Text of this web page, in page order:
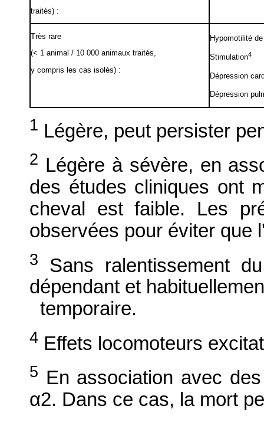
traités) :
Très rare
(< 1 animal / 10 000 animaux traités,
y compris les cas isolés) :
Hypomotilité
Stimulation4
Dépression
Dépression
1 Légère, peut persister
2 Légère à sévère, en
des études cliniques ont
cheval est faible. Les
observées pour éviter que
3
Sans ralentissement
dépendant et
temporaire.
4 Effets locomoteurs
5 En association avec
α2. Dans ce cas, la mort